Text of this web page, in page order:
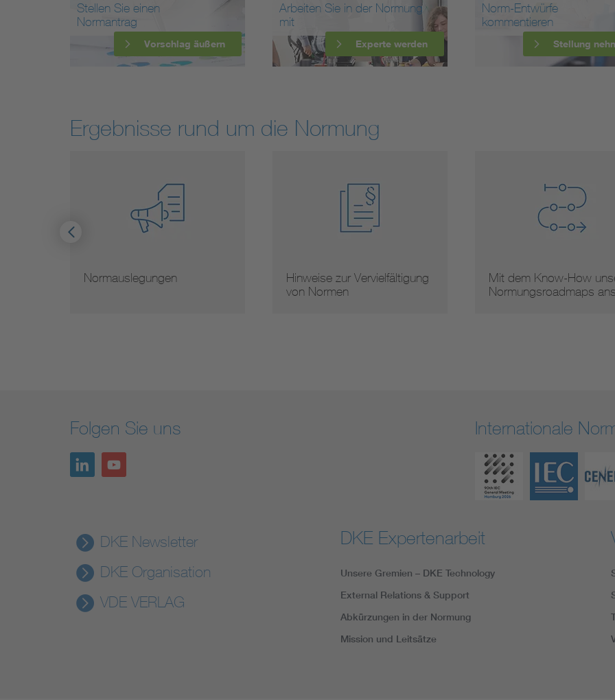
Stellen Sie einen
Normantrag
Vorschlag äußern
Arbeiten Sie in der Normung
mit
Experte werden
Norm-Entwürfe
kommentieren
Stellung
Ergebnisse rund um die Normung
Normauslegungen
Hinweise zur Vervielfältigung
von Normen
Mit dem Know-How
Normungsroadmaps
Folgen Sie uns Internationale
DKE Newsletter
DKE Organisation
VDE VERLAG
DKE Expertenarbeit
Unsere Gremien – DKE Technology
External Relations & Support
Abkürzungen in der Normung
Mission und Leitsätze